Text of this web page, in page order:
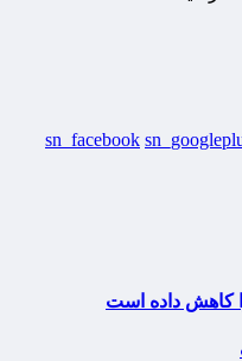
sn_facebook
کاهش داده است